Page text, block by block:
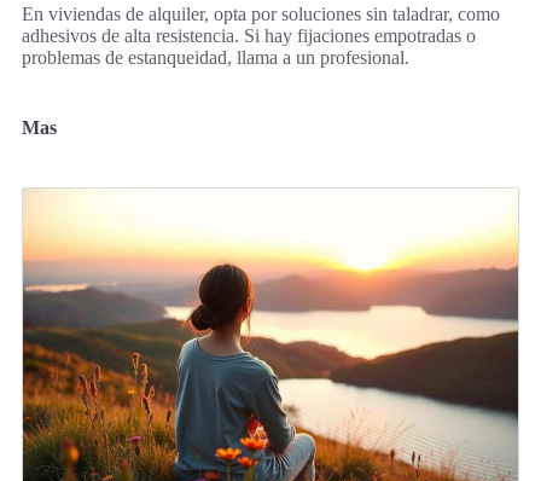
En viviendas de alquiler, opta por soluciones sin taladrar, como
adhesivos de alta resistencia. Si hay fijaciones empotradas o
problemas de estanqueidad, llama a un profesional.
Mas